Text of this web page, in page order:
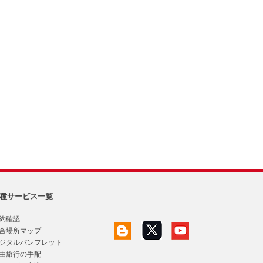
サービス一覧
確認
場所マップ
タルパンフレット
旅行の手配